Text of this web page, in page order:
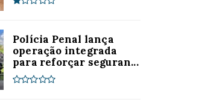
Polícia Penal lança
operação integrada
para reforçar seguran...